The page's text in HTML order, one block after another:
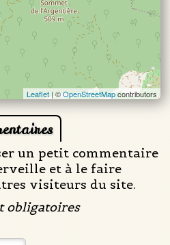
Leaflet | ©OpenStreetMapcontributors
un petit commentaire
et à le faire
visiteurs du site.
obligatoires